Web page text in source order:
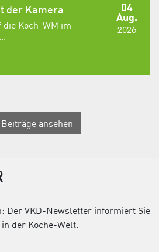
04
Aug.
2026
der Kamera
Koch-WM im
ansehen
Der VKD-Newsletter informiert Sie
der Köche-Welt.